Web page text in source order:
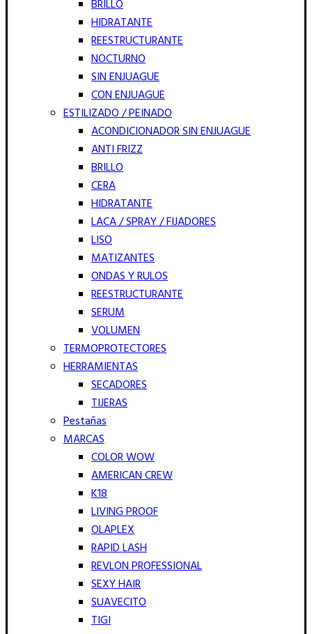
BRILLO
HIDRATANTE
REESTRUCTURANTE
NOCTURNO
SIN ENJUAGUE
CON ENJUAGUE
ESTILIZADO / PEINADO
ACONDICIONADOR SIN ENJUAGUE
ANTI FRIZZ
BRILLO
CERA
HIDRATANTE
LACA / SPRAY / FIJADORES
LISO
MATIZANTES
ONDAS Y RULOS
REESTRUCTURANTE
SERUM
VOLUMEN
TERMOPROTECTORES
HERRAMIENTAS
SECADORES
TIJERAS
Pestañas
MARCAS
COLOR WOW
AMERICAN CREW
K18
LIVING PROOF
OLAPLEX
RAPID LASH
REVLON PROFESSIONAL
SEXY HAIR
SUAVECITO
TIGI